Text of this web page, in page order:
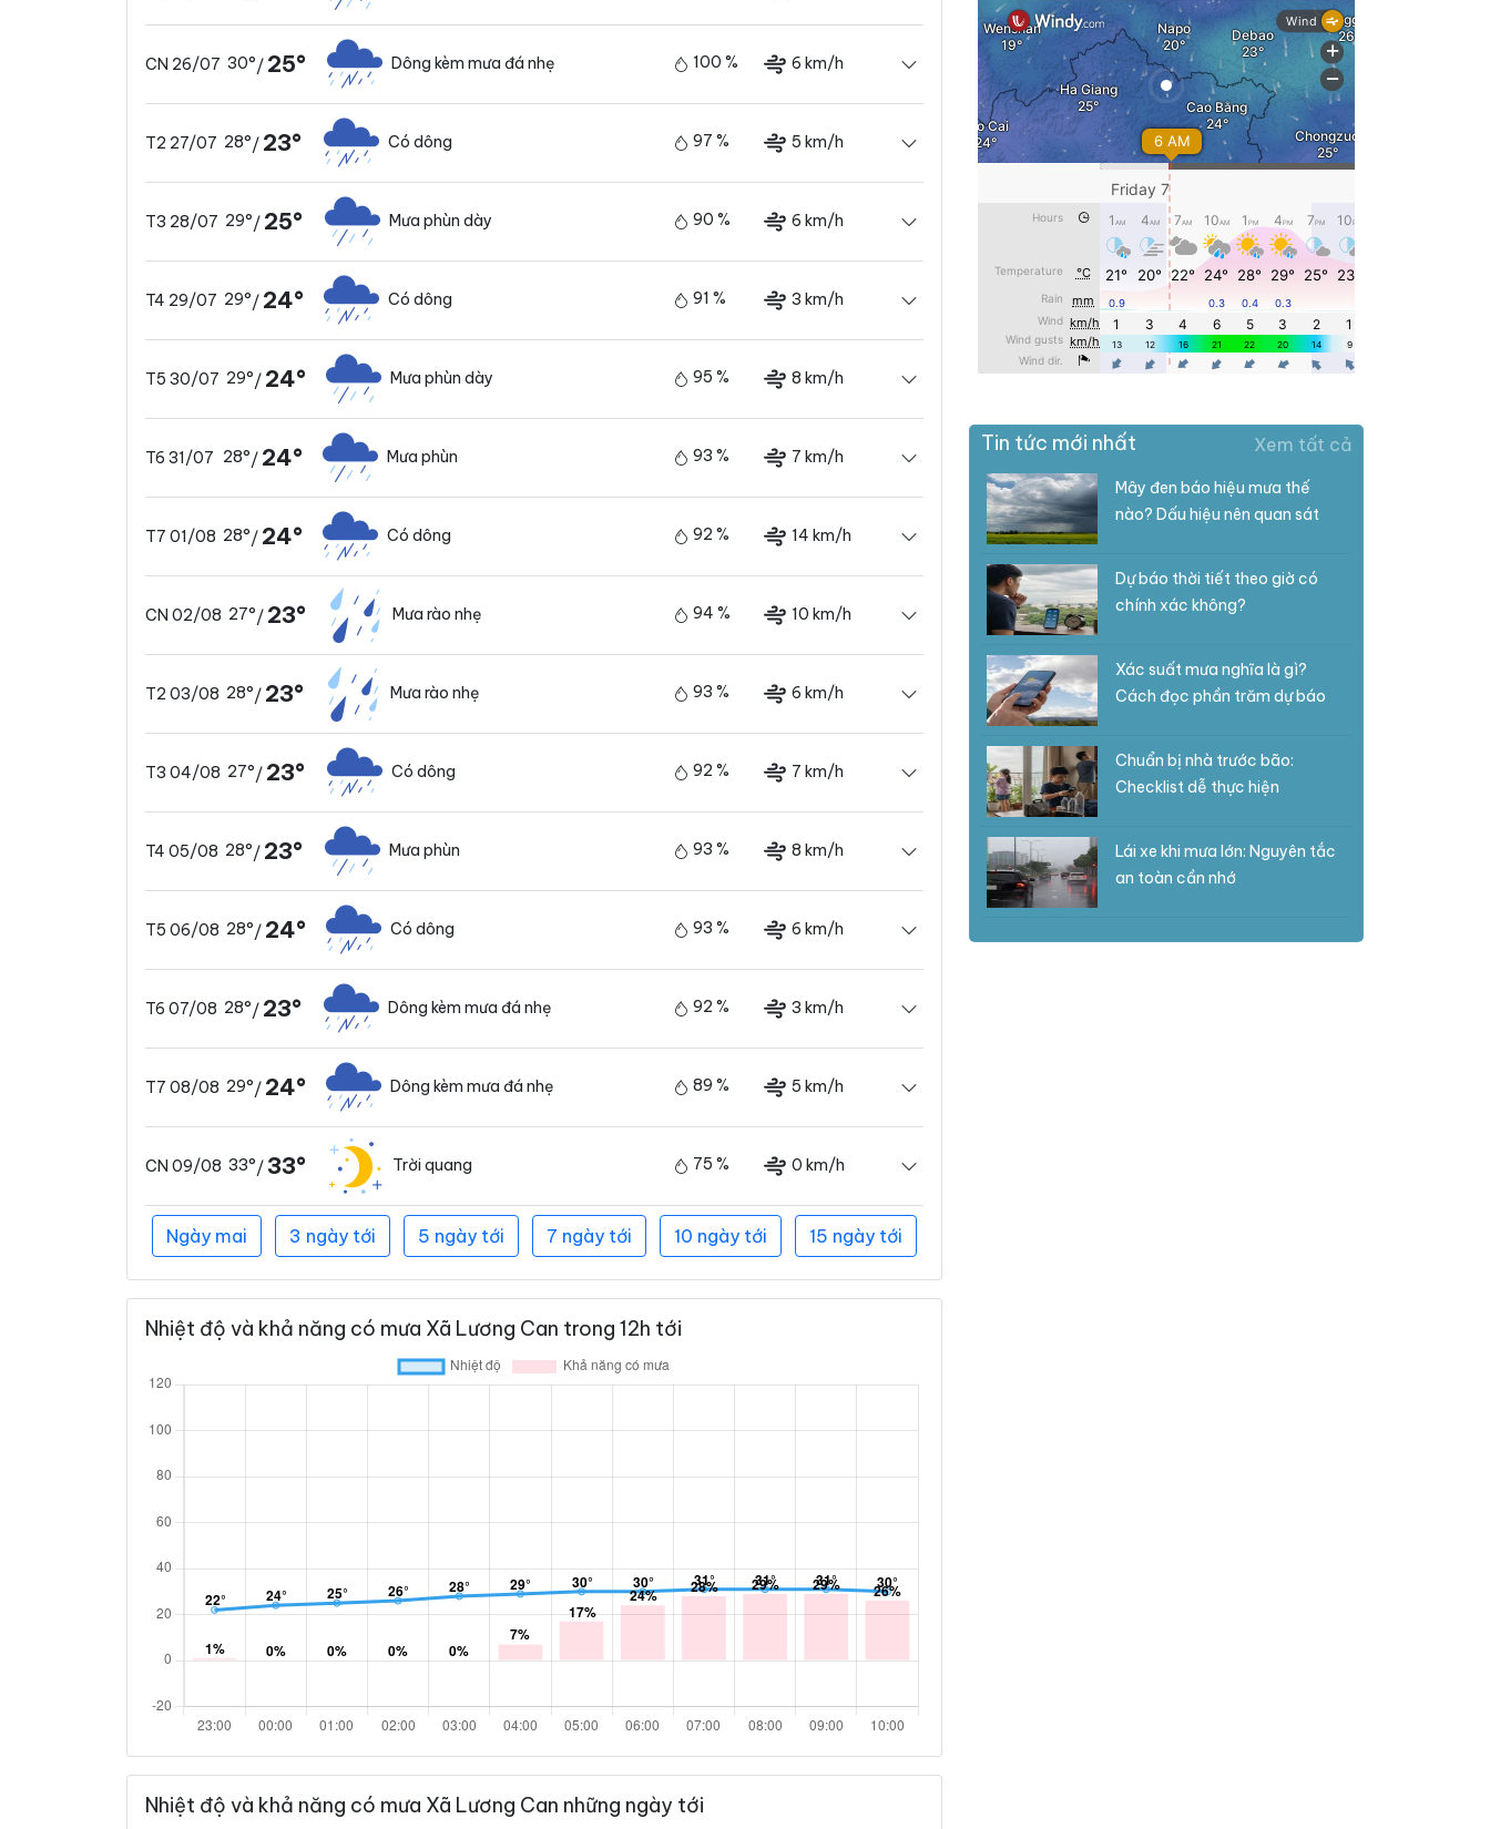
CN 26/07 30°/ 25° Dông kèm mưa đá nhẹ 100 % 6 km/h
T2 27/07 28°/ 23° Có dông 97 % 5 km/h
T3 28/07 29°/ 25° Mưa phùn dày 90 % 6 km/h
T4 29/07 29°/ 24° Có dông 91 % 3 km/h
T5 30/07 29°/ 24° Mưa phùn dày 95 % 8 km/h
T6 31/07 28°/ 24° Mưa phùn 93 % 7 km/h
T7 01/08 28°/ 24° Có dông 92 % 14 km/h
CN 02/08 27°/ 23° Mưa rào nhẹ 94 % 10 km/h
T2 03/08 28°/ 23° Mưa rào nhẹ 93 % 6 km/h
T3 04/08 27°/ 23° Có dông 92 % 7 km/h
T4 05/08 28°/ 23° Mưa phùn 93 % 8 km/h
T5 06/08 28°/ 24° Có dông 93 % 6 km/h
T6 07/08 28°/ 23° Dông kèm mưa đá nhẹ 92 % 3 km/h
T7 08/08 29°/ 24° Dông kèm mưa đá nhẹ 89 % 5 km/h
CN 09/08 33°/33° Trời quang 75 % 0 km/h
Ngày mai 3 ngày tới 5 ngày tới 7 ngày tới 10 ngày tới 15 ngày tới
Nhiệt độ và khả năng có mưa Xã Lương Can trong 12h tới
Nhiệt độ và khả năng có mưa Xã Lương Can những ngày tới
Tin tức mới nhất Xem tất cả
Mây đen báo hiệu mưa thế
nào? Dấu hiệu nên quan sát
Dự báo thời tiết theo giờ có
chính xác không?
Xác suất mưa nghĩa là gì?
Cách đọc phần trăm dự báo
Chuẩn bị nhà trước bão:
Checklist dễ thực hiện
Lái xe khi mưa lớn: Nguyên tắc
an toàn cần nhớ